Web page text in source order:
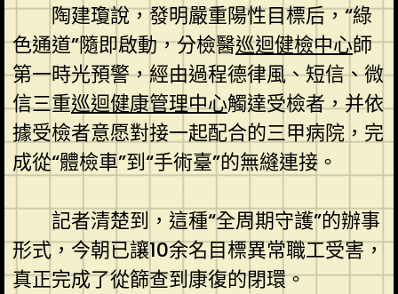
陶建瓊說，發明嚴重陽性目標后，“綠
色通道”隨即啟動，分檢醫巡迴健檢中心師
第一時光預警，經由過程德律風、短信、微
信三重巡迴健康管理中心觸達受檢者，并依
據受檢者意愿對接一起配合的三甲病院，完
成從“體檢車”到“手術臺”的無縫連接。
記者清楚到，這種“全周期守護”的辦事
形式，今朝已讓10余名目標異常職工受害，
真正完成了從篩查到康復的閉環。